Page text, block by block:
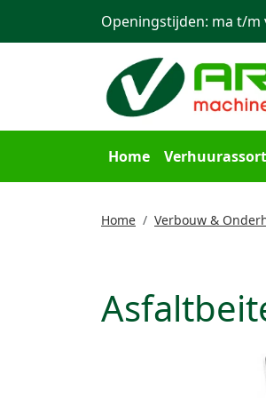
Home
Openingstijden: ma t/m
Home Verbouw &